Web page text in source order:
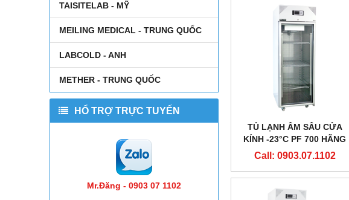
TAISITELAB - MỸ
MEILING MEDICAL - TRUNG QUỐC
LABCOLD - ANH
METHER - TRUNG QUỐC
HỔ TRỢ TRỰC TUYẾN
Mr.Đăng - 0903 07 1102
TỦ LẠNH ÂM SÂU CỬA
KÍNH -23°C PF 700 HÃNG
ARCTIKO - ĐAN MẠCH
Call: 0903.07.1102